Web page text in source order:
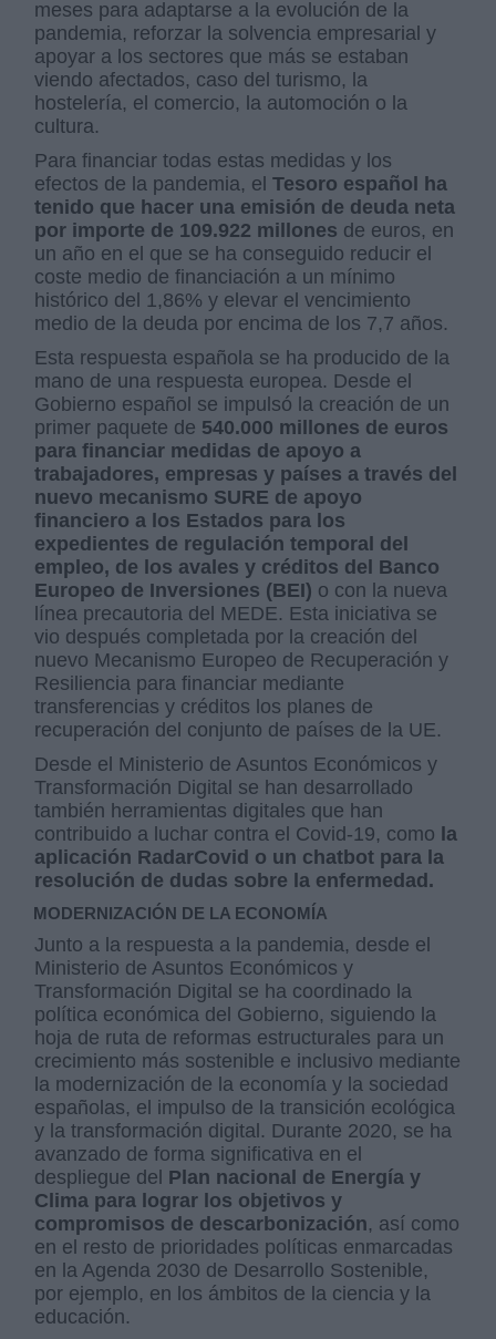
meses para adaptarse a la evolución de la
pandemia, reforzar la solvencia empresarial y
apoyar a los sectores que más se estaban
viendo afectados, caso del turismo, la
hostelería, el comercio, la automoción o la
cultura.
Para financiar todas estas medidas y los
efectos de la pandemia, elTesoro español ha
tenido que hacer una emisión de deuda neta
por importe de 109.922 millones de euros, en
un año en el que se ha conseguido reducir el
coste medio de financiación a un mínimo
histórico del 1,86% y elevar el vencimiento
medio de la deuda por encima de los 7,7 años.
Esta respuesta española se ha producido de la
mano de una respuesta europea. Desde el
Gobierno español se impulsó la creación de un
primer paquete de 540.000 millones de euros
para financiar medidas de apoyo a
trabajadores, empresas y países a través del
nuevo mecanismo SURE de apoyo
financiero a los Estados para los
expedientes de regulación temporal del
empleo, de los avales y créditos del Banco
Europeo de Inversiones (BEI) o con la nueva
línea precautoria del MEDE. Esta iniciativa se
vio después completada por la creación del
nuevo Mecanismo Europeo de Recuperación y
Resiliencia para financiar mediante
transferencias y créditos los planes de
recuperación del conjunto de países de la UE.
Desde el Ministerio de Asuntos Económicos y
Transformación Digital se han desarrollado
también herramientas digitales que han
contribuido a luchar contra el Covid-19, como la
aplicación RadarCovid o un chatbot para la
resolución de dudas sobre la enfermedad.
MODERNIZACIÓN DE LA ECONOMÍA
Junto a la respuesta a la pandemia, desde el
Ministerio de Asuntos Económicos y
Transformación Digital se ha coordinado la
política económica del Gobierno, siguiendo la
hoja de ruta de reformas estructurales para un
crecimiento más sostenible e inclusivo mediante
la modernización de la economía y la sociedad
españolas, el impulso de la transición ecológica
y la transformación digital. Durante 2020, se ha
avanzado de forma significativa en el
despliegue del Plan nacional de Energía y
Clima para lograr los objetivos y
compromisos de descarbonización, así como
en el resto de prioridades políticas enmarcadas
en la Agenda 2030 de Desarrollo Sostenible,
por ejemplo, en los ámbitos de la ciencia y la
educación.